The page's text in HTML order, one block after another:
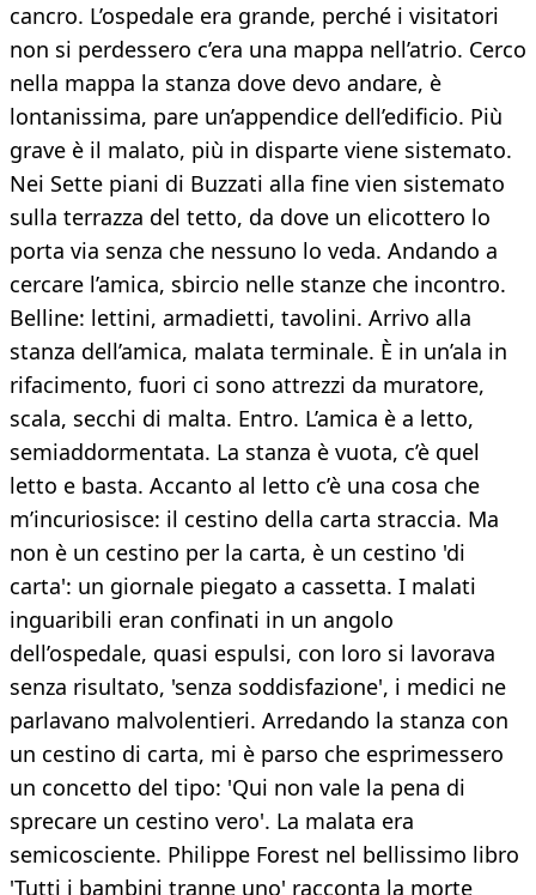
cancro. L’ospedale era grande, perché i visitatori
non si perdessero c’era una mappa nell’atrio. Cerco
nella mappa la stanza dove devo andare, è
lontanissima, pare un’appendice dell’edificio. Più
grave è il malato, più in disparte viene sistemato.
Nei Sette piani di Buzzati alla fine vien sistemato
sulla terrazza del tetto, da dove un elicottero lo
porta via senza che nessuno lo veda. Andando a
cercare l’amica, sbircio nelle stanze che incontro.
Belline: lettini, armadietti, tavolini. Arrivo alla
stanza dell’amica, malata terminale. È in un’ala in
rifacimento, fuori ci sono attrezzi da muratore,
scala, secchi di malta. Entro. L’amica è a letto,
semiaddormentata. La stanza è vuota, c’è quel
letto e basta. Accanto al letto c’è una cosa che
m’incuriosisce: il cestino della carta straccia. Ma
non è un cestino per la carta, è un cestino 'di
carta': un giornale piegato a cassetta. I malati
inguaribili eran confinati in un angolo
dell’ospedale, quasi espulsi, con loro si lavorava
senza risultato, 'senza soddisfazione', i medici ne
parlavano malvolentieri. Arredando la stanza con
un cestino di carta, mi è parso che esprimessero
un concetto del tipo: 'Qui non vale la pena di
sprecare un cestino vero'. La malata era
semicosciente. Philippe Forest nel bellissimo libro
'Tutti i bambini tranne uno' racconta la morte